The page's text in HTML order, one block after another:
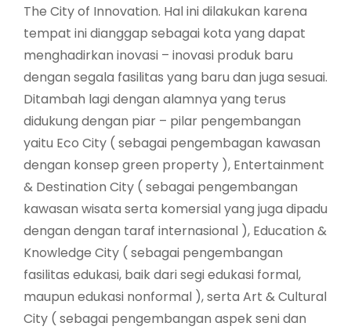
The City of Innovation. Hal ini dilakukan karena
tempat ini dianggap sebagai kota yang dapat
menghadirkan inovasi – inovasi produk baru
dengan segala fasilitas yang baru dan juga sesuai.
Ditambah lagi dengan alamnya yang terus
didukung dengan piar – pilar pengembangan
yaitu Eco City ( sebagai pengembagan kawasan
dengan konsep green property ), Entertainment
& Destination City ( sebagai pengembangan
kawasan wisata serta komersial yang juga dipadu
dengan dengan taraf internasional ), Education &
Knowledge City ( sebagai pengembangan
fasilitas edukasi, baik dari segi edukasi formal,
maupun edukasi nonformal ), serta Art & Cultural
City ( sebagai pengembangan aspek seni dan